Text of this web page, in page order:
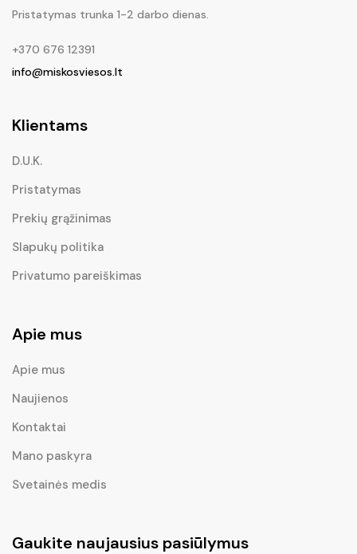
Pristatymas trunka 1-2 darbo dienas.
+370 676 12391
info@miskosviesos.lt
Klientams
D.U.K.
Pristatymas
Prekių grąžinimas
Slapukų politika
Privatumo pareiškimas
Apie mus
Apie mus
Naujienos
Kontaktai
Mano paskyra
Svetainės medis
Gaukite naujausius pasiūlymus